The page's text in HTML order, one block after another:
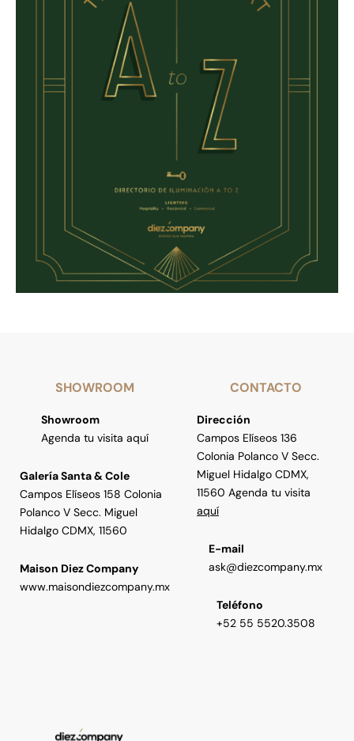
SHOWROOM
Showroom
Agenda tu visita aquí
Galería Santa & Cole
Campos Elíseos 158 Colonia
Polanco V Secc. Miguel
Hidalgo CDMX, 11560
Maison Diez Company
www.maisondiezcompany.mx
CONTACTO
Dirección
Campos Elíseos 136
Colonia Polanco V Secc.
Miguel Hidalgo CDMX,
11560 Agenda tu visita
aquí
E-mail
ask@diezcompany.mx
Teléfono
+52 55 5520.3508